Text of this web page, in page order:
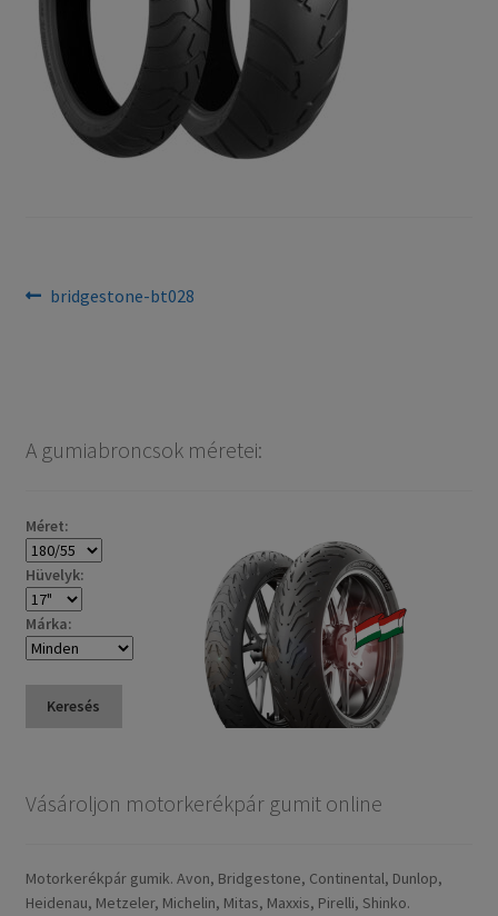
Bejegyzés
Previous
bridgestone-bt028
A gumiabroncsok méretei:
Méret:
Hüvelyk:
Márka:
Keresés
Vásároljon motorkerékpár gumit online
Motorkerékpár gumik. Avon, Bridgestone, Continental, Dunlop,
Heidenau, Metzeler, Michelin, Mitas, Maxxis, Pirelli, Shinko.